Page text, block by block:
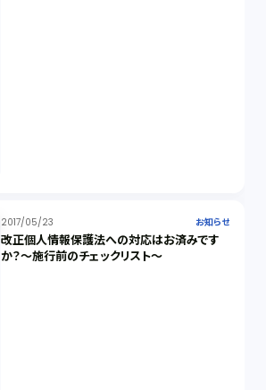
2017/05/23 お知らせ
改正個人情報保護法への対応はお済みです
か？～施行前のチェックリスト～